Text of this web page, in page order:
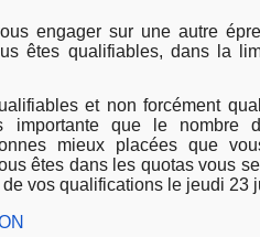
engager sur une autre
êtes qualifiables, dans la
et non forcément
que le nombre
mieux placées que
êtes dans les quotas vous
vos qualifications le jeudi 23